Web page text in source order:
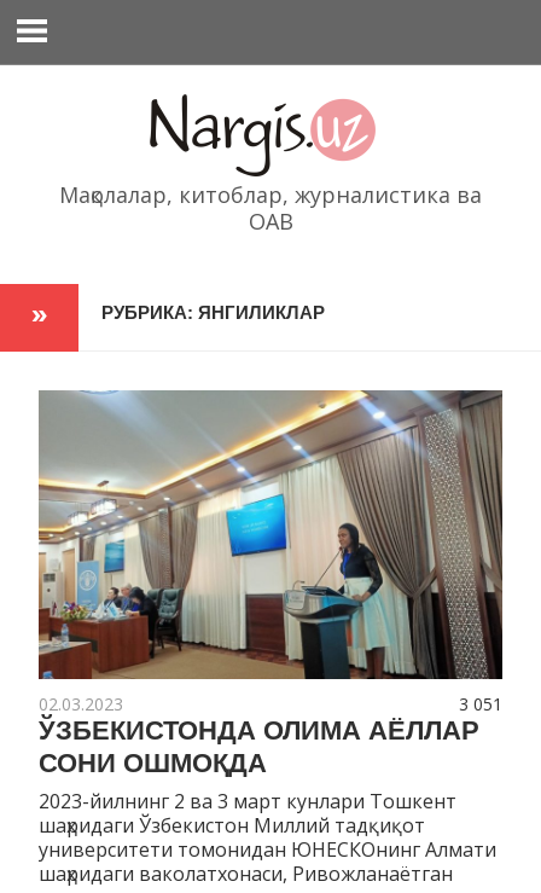
содержимому
Мақолалар, китоблар, журналистика ва
ОАВ
РУБРИКА: ЯНГИЛИКЛАР
3 051
02.03.2023
ЎЗБЕКИСТОНДА ОЛИМА АЁЛЛАР
СОНИ ОШМОҚДА
2023-йилнинг 2 ва 3 март кунлари Тошкент
шаҳридаги Ўзбекистон Миллий тадқиқот
университети томонидан ЮНЕСКОнинг Алмати
шаҳридаги ваколатхонаси, Ривожланаётган